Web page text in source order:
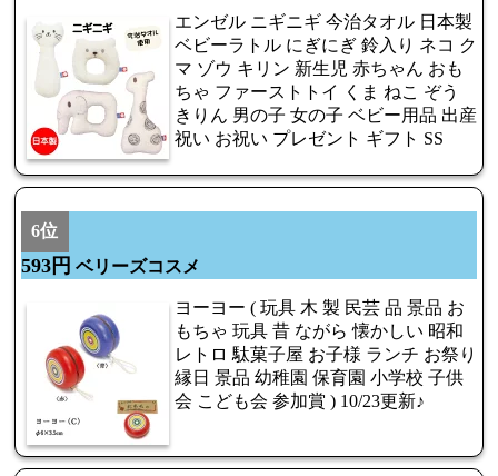
エンゼル ニギニギ 今治タオル 日本製
ベビーラトル にぎにぎ 鈴入り ネコ ク
マ ゾウ キリン 新生児 赤ちゃん おも
ちゃ ファーストトイ くま ねこ ぞう
きりん 男の子 女の子 ベビー用品 出産
祝い お祝い プレゼント ギフト SS
6位
593円 ベリーズコスメ
ヨーヨー ( 玩具 木 製 民芸 品 景品 お
もちゃ 玩具 昔 ながら 懐かしい 昭和
レトロ 駄菓子屋 お子様 ランチ お祭り
縁日 景品 幼稚園 保育園 小学校 子供
会 こども会 参加賞 ) 10/23更新♪